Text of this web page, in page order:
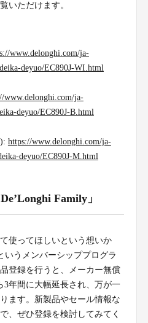
いただけます。
www.delonghi.com/ja-
deyuo/EC890J-WI.html
www.delonghi.com/ja-
deyuo/EC890J-B.html
https://www.delonghi.com/ja-
deyuo/EC890J-M.html
Family」
使ってほしいという想いか
いうメンバーシッププログラ
登録を行うと、メーカー無償
3年間に大幅延長され、万が一
ます。新製品やセール情報な
、ぜひ登録を検討してみてく